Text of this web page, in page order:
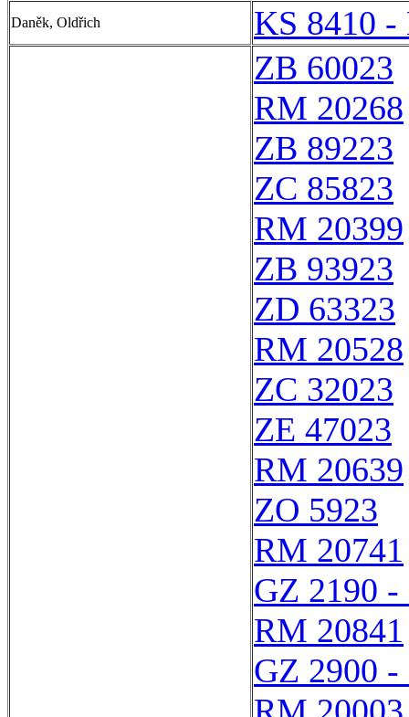
Daněk, Oldřich
KS 8410 -
ZB 60023
RM 20268
ZB 89223
ZC 85823
RM 20399
ZB 93923
ZD 63323
RM 20528
ZC 32023
ZE 47023
RM 20639
ZO 5923
RM 20741
GZ 2190 -
RM 20841
GZ 2900 -